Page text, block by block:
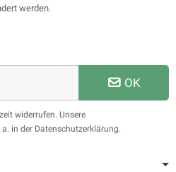
werden.
OK
widerrufen. Unsere
in der Datenschutzerklärung.